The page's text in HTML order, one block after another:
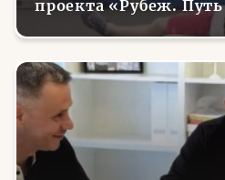
проекта «Рубеж.